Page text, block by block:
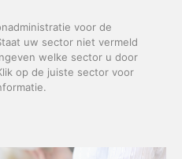
voor de
uw sector niet vermeld
welke sector u door
op de juiste sector voor